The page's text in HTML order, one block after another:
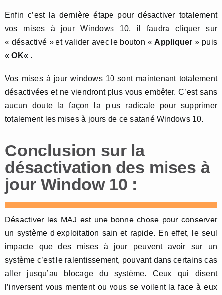
Enfin c’est la dernière étape pour désactiver totalement
vos mises à jour Windows 10, il faudra cliquer sur
« désactivé » et valider avec le bouton « Appliquer » puis
«OK« .
Vos mises à jour windows 10 sont maintenant totalement
désactivées et ne viendront plus vous embêter. C’est sans
aucun doute la façon la plus radicale pour supprimer
totalement les mises à jours de ce satané Windows 10.
Conclusion sur la
désactivation des mises à
jour Window 10 :
Désactiver les MAJ est une bonne chose pour conserver
un système d’exploitation sain et rapide. En effet, le seul
impacte que des mises à jour peuvent avoir sur un
système c’est le ralentissement, pouvant dans certains cas
aller jusqu’au blocage du système. Ceux qui disent
l’inversent vous mentent ou vous se voilent la face à eux